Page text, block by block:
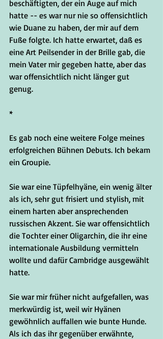
beschäftigten, der ein Auge auf mich
hatte -- es war nur nie so offensichtlich
wie Duane zu haben, der mir auf dem
Fuße folgte. Ich hatte erwartet, daß es
eine Art Peilsender in der Brille gab, die
mein Vater mir gegeben hatte, aber das
war offensichtlich nicht länger gut
genug.
*
Es gab noch eine weitere Folge meines
erfolgreichen Bühnen Debuts. Ich bekam
ein Groupie.
Sie war eine Tüpfelhyäne, ein wenig älter
als ich, sehr gut frisiert und stylish, mit
einem harten aber ansprechenden
russischen Akzent. Sie war offensichtlich
die Tochter einer Oligarchin, die ihr eine
internationale Ausbildung vermitteln
wollte und dafür Cambridge ausgewählt
hatte.
Sie war mir früher nicht aufgefallen, was
merkwürdig ist, weil wir Hyänen
gewöhnlich auffallen wie bunte Hunde.
Als ich das ihr gegenüber erwähnte,